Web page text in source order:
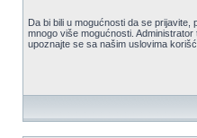
Da bi bili u mogućnosti da se
mnogo više mogućnosti.
upoznajte se sa našim uslovima